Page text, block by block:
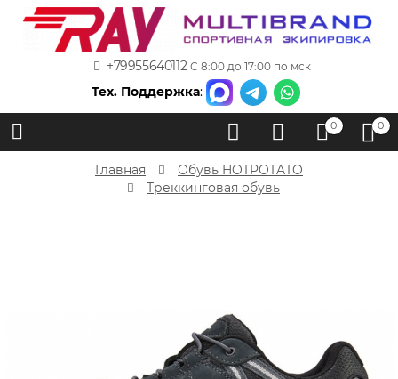
+79955640112 С 8:00 до 17:00 по мск
Тех. Поддержка:
0 0
Главная
Обувь HOTPOTATO
Треккинговая обувь